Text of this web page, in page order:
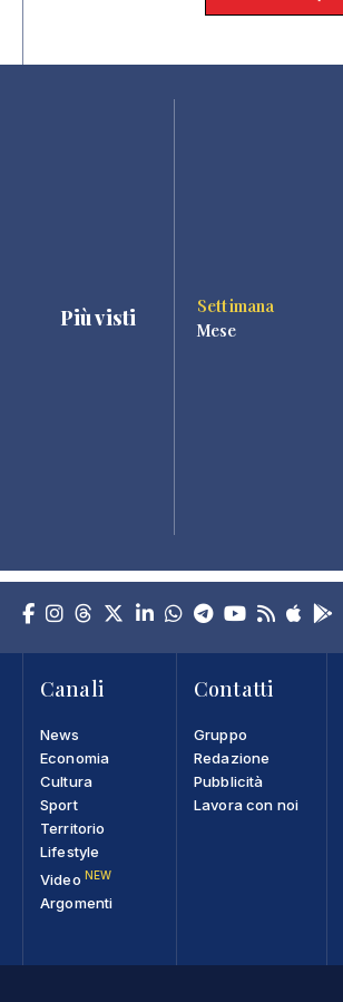
Più visti
Settimana
Mese
Canali
News
Economia
Cultura
Sport
Territorio
Lifestyle
Video NEW
Argomenti
Contatti
Gruppo
Redazione
Pubblicità
Lavora con noi